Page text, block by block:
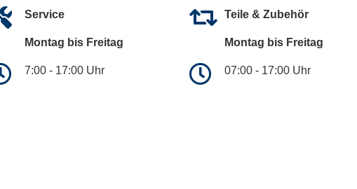
Service
Montag bis Freitag
7:00 - 17:00 Uhr
Teile & Zubehör
Montag bis Freitag
07:00 - 17:00 Uhr